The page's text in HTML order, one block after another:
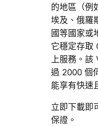
的地區（例
埃及、俄羅
國等國家或
它穩定存取
上服務。該
過 2000 個
能享有快速
立即下載即
保證。